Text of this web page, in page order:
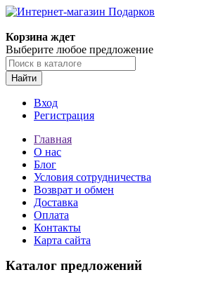
Корзина ждет
Выберите любое предложение
Найти
Вход
Регистрация
Главная
О нас
Блог
Условия сотрудничества
Возврат и обмен
Доставка
Оплата
Контакты
Карта сайта
Каталог предложений